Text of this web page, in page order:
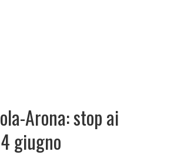
Arona: stop ai
giugno